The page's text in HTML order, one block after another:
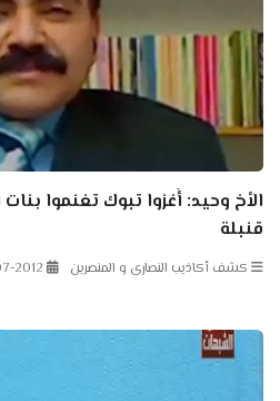
الأخ وحيد: أُغزوا تبوك تغنموا
قنبلة
كشف أكاذيب النصارى و المنصرين 2012